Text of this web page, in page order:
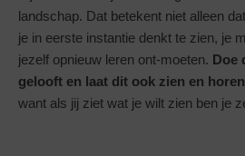
landschap. Dat betekent niet alleen
je in eerste instantie denkt te zien, je
jezelf opnieuw leren ont-moeten. Doe
gelooft en laat dit ook zien en horen
want als jij ziet wat je wilt zien ben je